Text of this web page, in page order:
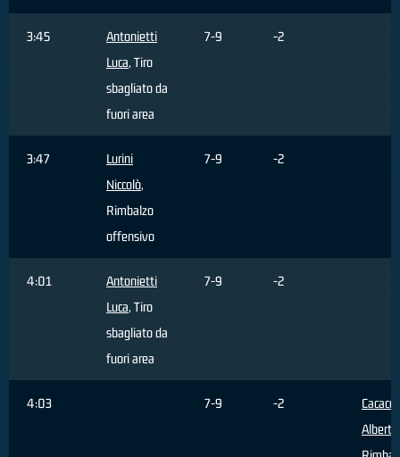
3:45
Antonietti
Luca, Tiro
sbagliato da
fuori area
7-9 -2
3:47
Lurini
Niccolò,
Rimbalzo
offensivo
7-9 -2
4:01
Antonietti
Luca, Tiro
sbagliato da
fuori area
7-9 -2
4:03 7-9 -2
Cacace
Alberto